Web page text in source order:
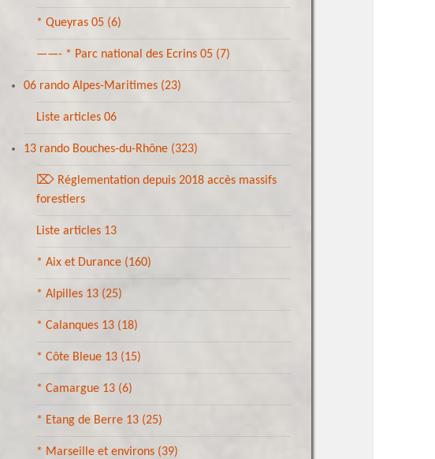
* Queyras 05 (6)
——- * Parc national des Ecrins 05 (7)
06 rando Alpes-Maritimes (23)
Liste articles 06
13 rando Bouches-du-Rhône (323)
⌦ Réglementation depuis 2018 accès massifs
forestiers
Liste articles 13
* Aix et Durance (160)
* Alpilles 13 (25)
* Calanques 13 (18)
* Côte Bleue 13 (15)
* Camargue 13 (6)
* Etang de Berre 13 (25)
* Marseille et environs (39)